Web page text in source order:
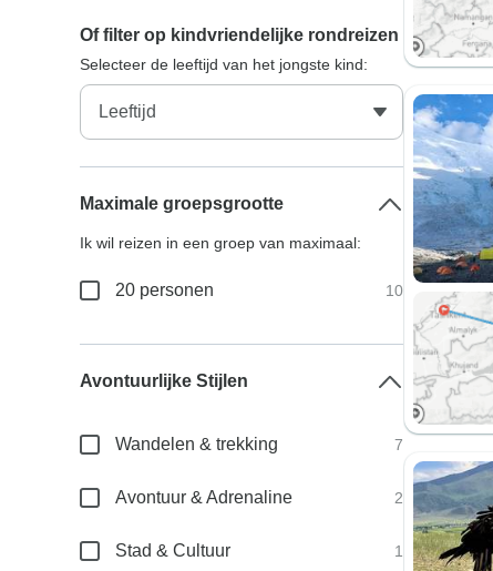
Of filter op kindvriendelijke rondreizen
Selecteer de leeftijd van het jongste kind:
Maximale groepsgrootte
Ik wil reizen in een groep van maximaal:
20 personen 10
Avontuurlijke Stijlen
Wandelen & trekking 7
Avontuur & Adrenaline 2
Stad & Cultuur 1